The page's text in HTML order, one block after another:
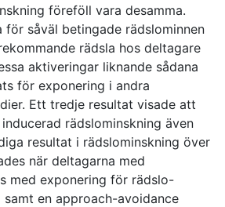
föreföll vara desamma.
för såväl betingade rädslominnen
rädsla hos deltagare
aktiveringar liknande sådana
för exponering i andra
Ett tredje resultat visade att
rädslominskning även
resultat i rädslominskning över
när deltagarna med
med exponering för rädslo-
samt en approach-avoidance